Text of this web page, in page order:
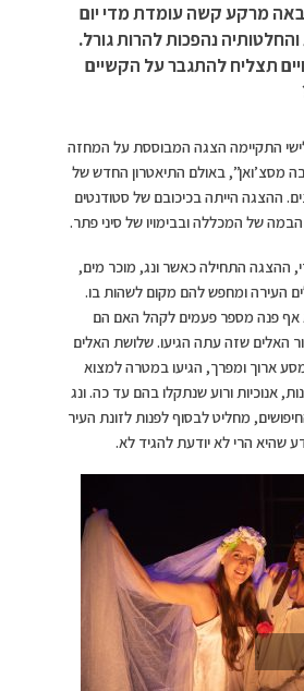
מרקע קשה עומדת מדי יום
והחלטותיה נהפכות להרות גורל.
תצליח להתגבר על הקשיים
התקיימה הצגה המבוססת על המחזה
מסצ’ואן”, באולם התיאטרון החדש של
ההצגה הייתה בכיכובם של סטודנטים
של המכללה ובבימויו של סיני פתר.
ההצגה התחילה כאשר ונג, מוכר מים,
העירה ומחפש להם מקום לשהות בו.
אף פנה מספר פעמים לקהל האם הם
האלים שזה עתה הגיעו. שלושת האלים
ארוך ומפרך, הגיעו במטרה למצוא
אנוכיות ורוע שנתקלו בהם עד כה. ונג
מחליט לבסוף לפנות לזונת העיר
שהיא הרי לא יודעת להגיד לא.